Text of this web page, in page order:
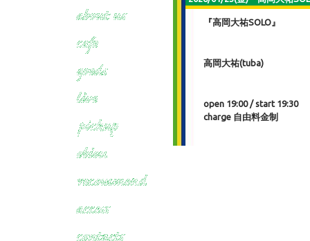
『高岡大祐SOLO』
高岡大祐(tuba)
open 19:00 / start 19:30
charge 自由料金制